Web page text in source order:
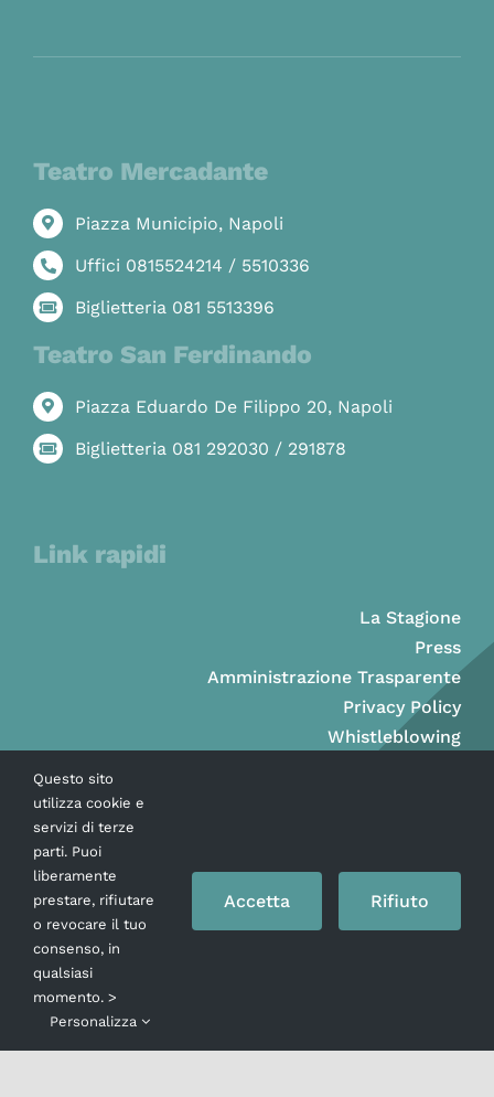
Teatro Mercadante
Piazza Municipio, Napoli
Uffici 0815524214 / 5510336
Biglietteria 081 5513396
Teatro San Ferdinando
Piazza Eduardo De Filippo 20, Napoli
Biglietteria 081 292030 / 291878
Link rapidi
La Stagione
Press
Amministrazione Trasparente
Privacy Policy
Whistleblowing
Copyright © Ass. Teatro Stabile della Città di Napoli 2026
Questo sito
utilizza cookie e
servizi di terze
parti. Puoi
liberamente
prestare, rifiutare
o revocare il tuo
consenso, in
qualsiasi
momento. >
Personalizza
Accetta Rifiuto